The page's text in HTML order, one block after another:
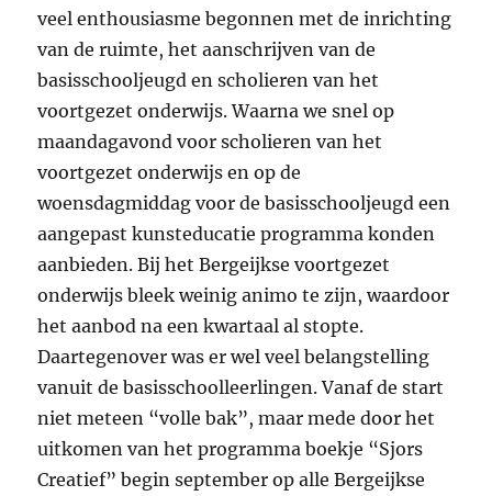
veel enthousiasme begonnen met de inrichting
van de ruimte, het aanschrijven van de
basisschooljeugd en scholieren van het
voortgezet onderwijs. Waarna we snel op
maandagavond voor scholieren van het
voortgezet onderwijs en op de
woensdagmiddag voor de basisschooljeugd een
aangepast kunsteducatie programma konden
aanbieden. Bij het Bergeijkse voortgezet
onderwijs bleek weinig animo te zijn, waardoor
het aanbod na een kwartaal al stopte.
Daartegenover was er wel veel belangstelling
vanuit de basisschoolleerlingen. Vanaf de start
niet meteen “volle bak”, maar mede door het
uitkomen van het programma boekje “Sjors
Creatief” begin september op alle Bergeijkse